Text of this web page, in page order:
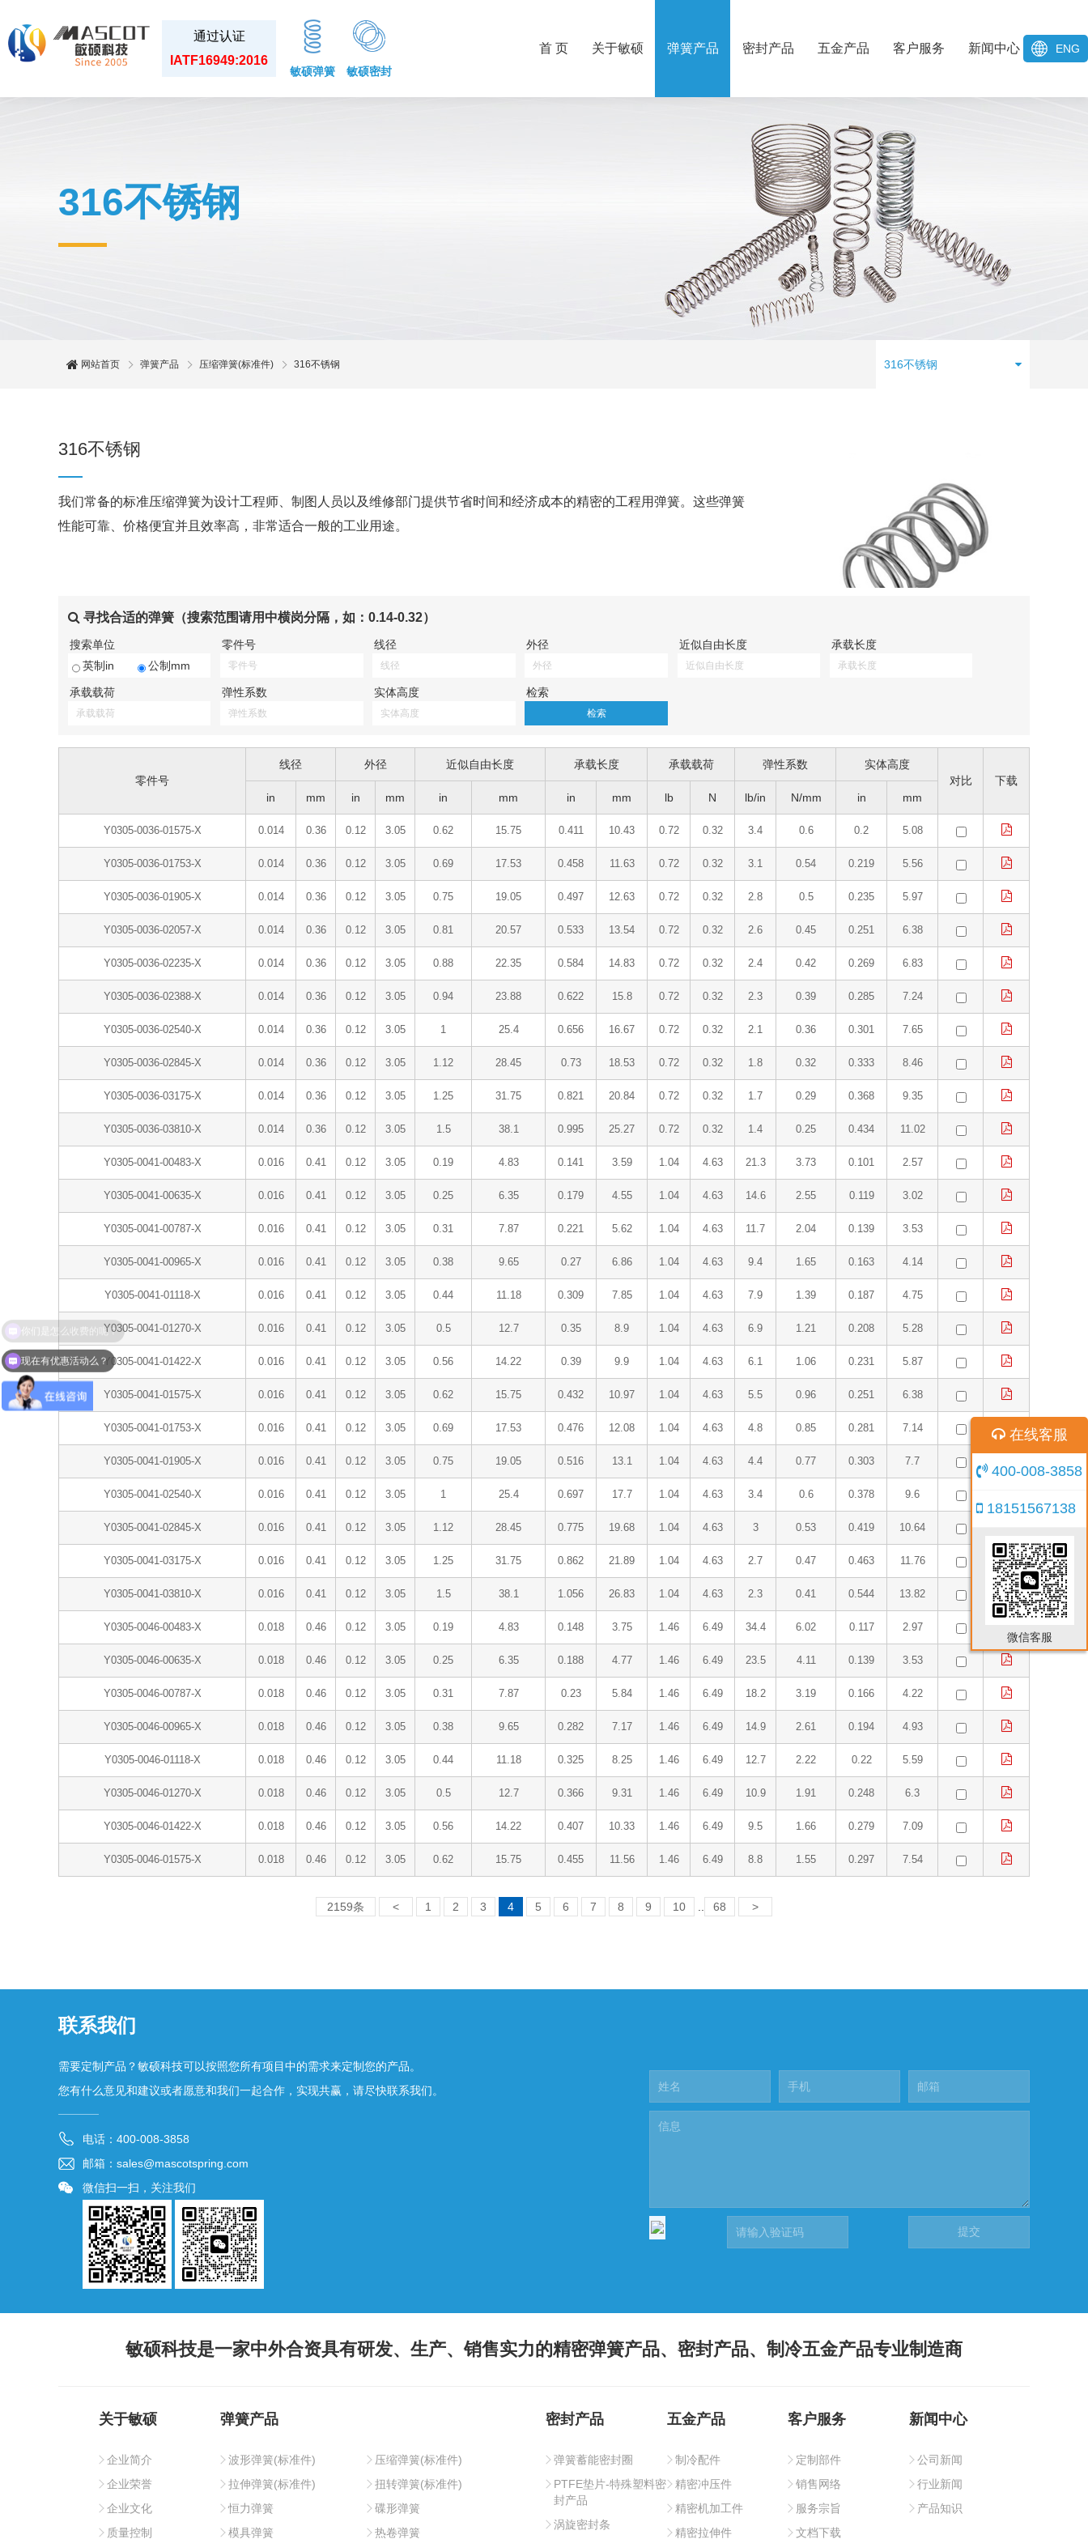
通过认证
IATF16949:2016
敏硕弹簧 敏硕密封
首 页 关于敏硕 弹簧产品 密封产品 五金产品 客户服务 新闻中心 ENG
316不锈钢
网站首页 弹簧产品 压缩弹簧(标准件) 316不锈钢 316不锈钢
316不锈钢
我们常备的标准压缩弹簧为设计工程师、制图人员以及维修部门提供节省时间和经济成本的精密的工程用弹簧。这些弹簧
性能可靠、价格便宜并且效率高，非常适合一般的工业用途。
寻找合适的弹簧（搜索范围请用中横岗分隔，如：0.14-0.32）
搜索单位
英制in
公制mm
零件号 线径 外径 近似自由长度 承载长度
承载载荷 弹性系数 实体高度 检索
零件号
线径 外径 近似自由长度 承载长度 承载载荷 弹性系数
实体高度
对比
下载
in
mm in mm in mm in mm lb N lb/in N/mm in mm
Y0305-0036-01575-X 0.014 0.36 0.12 3.05 0.62 15.75 0.411 10.43 0.72 0.32 3.4 0.6 0.2 5.08
Y0305-0036-01753-X 0.014 0.36 0.12 3.05 0.69 17.53 0.458 11.63 0.72 0.32 3.1 0.54 0.219 5.56
Y0305-0036-01905-X 0.014 0.36 0.12 3.05 0.75 19.05 0.497 12.63 0.72 0.32 2.8 0.5 0.235 5.97
Y0305-0036-02057-X 0.014 0.36 0.12 3.05 0.81 20.57 0.533 13.54 0.72 0.32 2.6 0.45 0.251 6.38
Y0305-0036-02235-X 0.014 0.36 0.12 3.05 0.88 22.35 0.584 14.83 0.72 0.32 2.4 0.42 0.269 6.83
Y0305-0036-02388-X 0.014 0.36 0.12 3.05 0.94 23.88 0.622 15.8 0.72 0.32 2.3 0.39 0.285 7.24
Y0305-0036-02540-X 0.014 0.36 0.12 3.05 1 25.4 0.656 16.67 0.72 0.32 2.1 0.36 0.301 7.65
Y0305-0036-02845-X 0.014 0.36 0.12 3.05 1.12 28.45 0.73 18.53 0.72 0.32 1.8 0.32 0.333 8.46
Y0305-0036-03175-X 0.014 0.36 0.12 3.05 1.25 31.75 0.821 20.84 0.72 0.32 1.7 0.29 0.368 9.35
Y0305-0036-03810-X 0.014 0.36 0.12 3.05 1.5 38.1 0.995 25.27 0.72 0.32 1.4 0.25 0.434 11.02
Y0305-0041-00483-X 0.016 0.41 0.12 3.05 0.19 4.83 0.141 3.59 1.04 4.63 21.3 3.73 0.101 2.57
Y0305-0041-00635-X 0.016 0.41 0.12 3.05 0.25 6.35 0.179 4.55 1.04 4.63 14.6 2.55 0.119 3.02
Y0305-0041-00787-X 0.016 0.41 0.12 3.05 0.31 7.87 0.221 5.62 1.04 4.63 11.7 2.04 0.139 3.53
Y0305-0041-00965-X 0.016 0.41 0.12 3.05 0.38 9.65 0.27 6.86 1.04 4.63 9.4 1.65 0.163 4.14
Y0305-0041-01118-X 0.016 0.41 0.12 3.05 0.44 11.18 0.309 7.85 1.04 4.63 7.9 1.39 0.187 4.75
Y0305-0041-01270-X 0.016 0.41 0.12 3.05 0.5 12.7 0.35 8.9 1.04 4.63 6.9 1.21 0.208 5.28
Y0305-0041-01422-X 0.016 0.41 0.12 3.05 0.56 14.22 0.39 9.9 1.04 4.63 6.1 1.06 0.231 5.87
Y0305-0041-01575-X 0.016 0.41 0.12 3.05 0.62 15.75 0.432 10.97 1.04 4.63 5.5 0.96 0.251 6.38
Y0305-0041-01753-X 0.016 0.41 0.12 3.05 0.69 17.53 0.476 12.08 1.04 4.63 4.8 0.85 0.281 7.14
Y0305-0041-01905-X 0.016 0.41 0.12 3.05 0.75 19.05 0.516 13.1 1.04 4.63 4.4 0.77 0.303 7.7
Y0305-0041-02540-X 0.016 0.41 0.12 3.05 1 25.4 0.697 17.7 1.04 4.63 3.4 0.6 0.378 9.6
Y0305-0041-02845-X 0.016 0.41 0.12 3.05 1.12 28.45 0.775 19.68 1.04 4.63 3 0.53 0.419 10.64
Y0305-0041-03175-X 0.016 0.41 0.12 3.05 1.25 31.75 0.862 21.89 1.04 4.63 2.7 0.47 0.463 11.76
Y0305-0041-03810-X 0.016 0.41 0.12 3.05 1.5 38.1 1.056 26.83 1.04 4.63 2.3 0.41 0.544 13.82
Y0305-0046-00483-X 0.018 0.46 0.12 3.05 0.19 4.83 0.148 3.75 1.46 6.49 34.4 6.02 0.117 2.97
Y0305-0046-00635-X 0.018 0.46 0.12 3.05 0.25 6.35 0.188 4.77 1.46 6.49 23.5 4.11 0.139 3.53
Y0305-0046-00787-X 0.018 0.46 0.12 3.05 0.31 7.87 0.23 5.84 1.46 6.49 18.2 3.19 0.166 4.22
Y0305-0046-00965-X 0.018 0.46 0.12 3.05 0.38 9.65 0.282 7.17 1.46 6.49 14.9 2.61 0.194 4.93
Y0305-0046-01118-X 0.018 0.46 0.12 3.05 0.44 11.18 0.325 8.25 1.46 6.49 12.7 2.22 0.22 5.59
Y0305-0046-01270-X 0.018 0.46 0.12 3.05 0.5 12.7 0.366 9.31 1.46 6.49 10.9 1.91 0.248 6.3
Y0305-0046-01422-X 0.018 0.46 0.12 3.05 0.56 14.22 0.407 10.33 1.46 6.49 9.5 1.66 0.279 7.09
Y0305-0046-01575-X 0.018 0.46 0.12 3.05 0.62 15.75 0.455 11.56 1.46 6.49 8.8 1.55 0.297 7.54
2159条 < 1 2 3 4 5 6 7 8 9 10 .. 68 >
联系我们
需要定制产品？敏硕科技可以按照您所有项目中的需求来定制您的产品。
您有什么意见和建议或者愿意和我们一起合作，实现共赢，请尽快联系我们。
电话：400-008-3858
邮箱：sales@mascotspring.com
微信扫一扫，关注我们
敏硕科技是一家中外合资具有研发、生产、销售实力的精密弹簧产品、密封产品、制冷五金产品专业制造商
关于敏硕
企业简介
企业荣誉
企业文化
质量控制
弹簧产品
波形弹簧(标准件)
压缩弹簧(标准件)
拉伸弹簧(标准件)
扭转弹簧(标准件)
恒力弹簧
碟形弹簧
模具弹簧
热卷弹簧
密封产品
弹簧蓄能密封圈
PTFE垫片-特殊塑料密
封产品
涡旋密封条
五金产品
制冷配件
精密冲压件
精密机加工件
精密拉伸件
客户服务
定制部件
销售网络
服务宗旨
文档下载
新闻中心
公司新闻
行业新闻
产品知识
在线客服
400-008-3858
18151567138
微信客服
现在有优惠活动么？